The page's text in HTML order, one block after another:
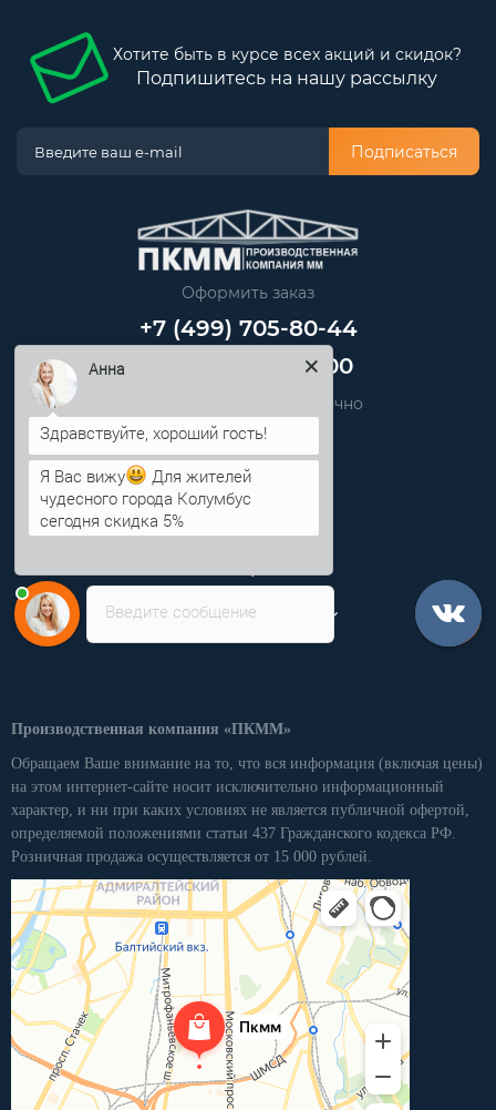
Хотите быть в курсе всех акций и скидок?
Подпишитесь на нашу рассылку
Подписаться
Оформить заказ
+7 (499) 705-80-44
+7 (812) 389-48-00
Звоните нам круглосуточно
info@pkmm.ru
Информация
Личный кабинет
Производственная компания «ПКММ»
Обращаем Ваше внимание на то, что вся информация (включая цены)
на этом интернет-сайте носит исключительно информационный
характер, и ни при каких условиях не является публичной офертой,
определяемой положениями статьи 437 Гражданского кодекса РФ.
Розничная продажа осуществляется от 15 000 рублей.
Введите сообщение
Здравствуйте, хороший гость!
Я Вас вижу
Для жителей
чудесного города Колумбус
сегодня скидка 5%